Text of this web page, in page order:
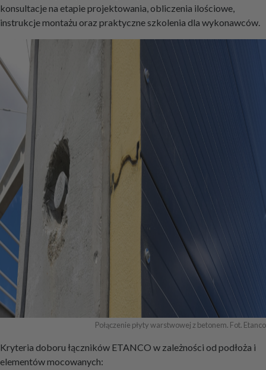
konsultacje na etapie projektowania, obliczenia ilościowe,
instrukcje montażu oraz praktyczne szkolenia dla wykonawców.
Połączenie płyty warstwowej z betonem. Fot. Etanco
Kryteria doboru łączników ETANCO w zależności od podłoża i
elementów mocowanych: